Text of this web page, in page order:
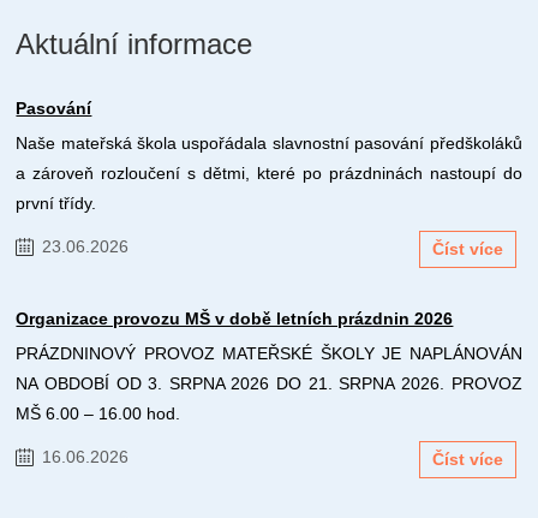
Aktuální informace
Pasování
Naše mateřská škola uspořádala slavnostní pasování předškoláků
a zároveň rozloučení s dětmi, které po prázdninách nastoupí do
první třídy.
23.06.2026 Číst více
Organizace provozu MŠ v době letních prázdnin 2026
PRÁZDNINOVÝ PROVOZ MATEŘSKÉ ŠKOLY JE NAPLÁNOVÁN
NA OBDOBÍ OD 3. SRPNA 2026 DO 21. SRPNA 2026. PROVOZ
MŠ 6.00 – 16.00 hod.
16.06.2026 Číst více